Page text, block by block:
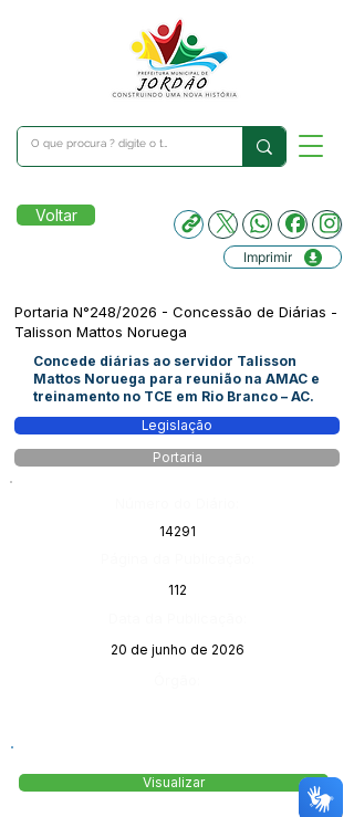
Voltar
Imprimir
Portaria N°248/2026 - Concessão de Diárias -
Talisson Mattos Noruega
Concede diárias ao servidor Talisson
Mattos Noruega para reunião na AMAC e
treinamento no TCE em Rio Branco – AC.
Legislação
Portaria
14291
112
20 de junho de 2026
Visualizar